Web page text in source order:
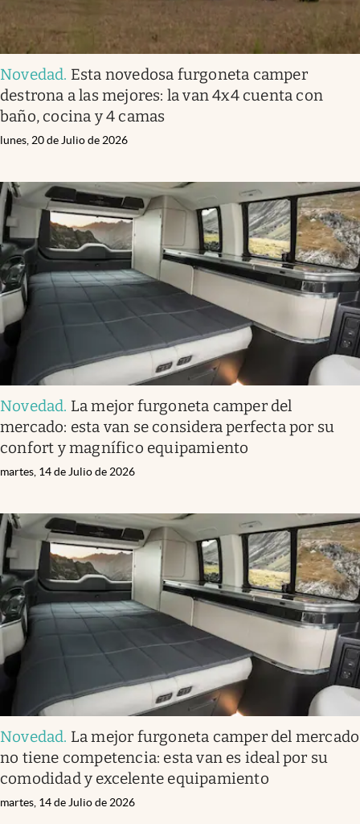
Novedad. Esta novedosa furgoneta camper
destrona a las mejores: la van 4x4 cuenta con
baño, cocina y 4 camas
lunes, 20 de Julio de 2026
Novedad. La mejor furgoneta camper del
mercado: esta van se considera perfecta por su
confort y magnífico equipamiento
martes, 14 de Julio de 2026
Novedad. La mejor furgoneta camper del mercado
no tiene competencia: esta van es ideal por su
comodidad y excelente equipamiento
martes, 14 de Julio de 2026